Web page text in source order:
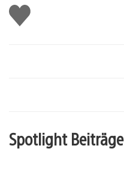
Gefällt
mir
Spotlight Beiträge